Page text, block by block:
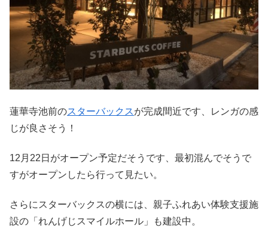
蓮華寺池前のスターバックスが完成間近です、レンガの感
じが良さそう！
12月22日がオープン予定だそうです、最初混んでそうで
すがオープンしたら行って見たい。
さらにスターバックスの横には、親子ふれあい体験支援施
設の「れんげじスマイルホール」も建設中。